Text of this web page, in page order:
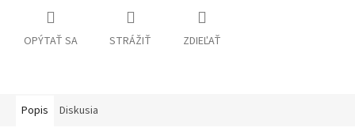
OPÝTAŤ SA STRÁŽIŤ ZDIEĽAŤ
Popis Diskusia